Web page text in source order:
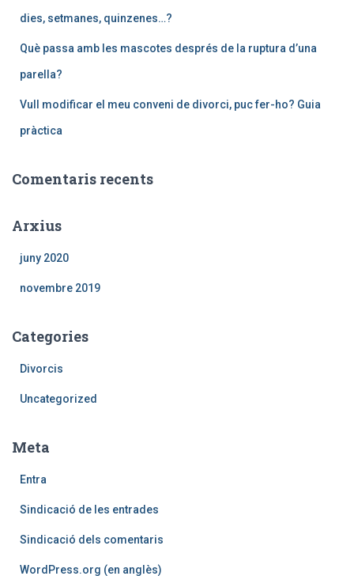
dies, setmanes, quinzenes…?
Què passa amb les mascotes després de la ruptura d’una
parella?
Vull modificar el meu conveni de divorci, puc fer-ho? Guia
pràctica
Comentaris recents
Arxius
juny 2020
novembre 2019
Categories
Divorcis
Uncategorized
Meta
Entra
Sindicació de les entrades
Sindicació dels comentaris
WordPress.org (en anglès)